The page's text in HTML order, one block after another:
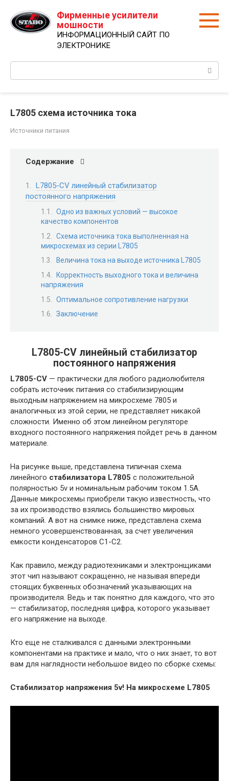
контенту
Фирменные усилители
мошности
ИНФОРМАЦИОННЫЙ САЙТ ПО
ЭЛЕКТРОНИКЕ
Поиск:
L7805 схема источника тока
Источники питания
Содержание
L7805-CV линейный стабилизатор
постоянного напряжения
Одно из важных условий — высокое
качество компонентов
Схема источника тока выполненная на
микросхемах из серии L7805
Величина тока на выходе источника L7805
Корректность выходного тока и величина
напряжения
Оптимальное сопротивление нагрузки
Заключение
L7805-CV линейный стабилизатор
постоянного напряжения
L7805-CV — практически для любого радиолюбителя
собрать источник питания со стабилизирующим
выходным напряжением на микросхеме 7805 и
аналогичных из этой серии, не представляет никакой
сложности. Именно об этом линейном регуляторе
входного постоянного напряжения пойдет речь в данном
материале.
На рисунке выше, представлена типичная схема
линейного стабилизатора L7805 с положительной
полярностью 5v и номинальным рабочим током 1.5А.
Данные микросхемы приобрели такую известность, что
за их производство взялись большинство мировых
компаний. А вот на снимке ниже, представлена схема
немного усовершенствованная, за счет увеличения
емкости конденсаторов С1-С2.
Как правило, между радиотехниками и электронщиками
этот чип называют сокращенно, не называя впереди
стоящих буквенных обозначений указывающих на
производителя. Ведь и так понятно для каждого, что это
— стабилизатор, последняя цифра, которого указывает
его напряжение на выходе.
Кто еще не сталкивался с данными электронными
компонентами на практике и мало, что о них знает, то вот
вам для наглядности небольшое видео по сборке схемы:
Стабилизатор напряжения 5v! На микросхеме L7805